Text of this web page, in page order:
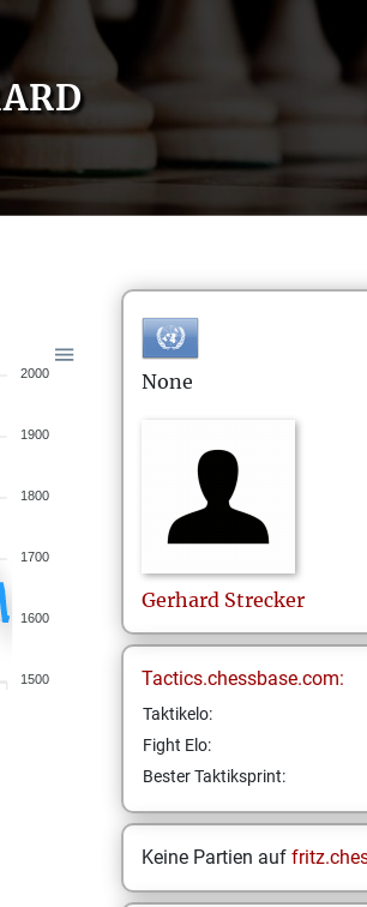
2000
1900
1800
1700
1600
1500
None
Gerhard Strecker
Tactics.chessbase.com:
Taktikelo:
Fight Elo:
Bester Taktiksprint:
Keine Partien auf